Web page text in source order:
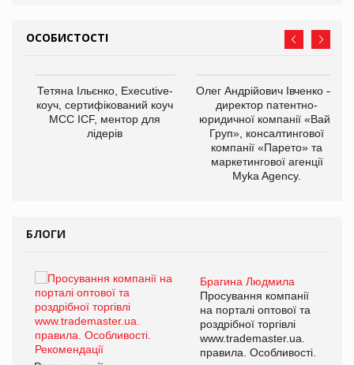
ОСОБИСТОСТІ
Тетяна Ільєнко, Executive-
коуч, сертифікований коуч
МСС ICF, ментор для
лідерів
Олег Андрійович Івченко —
директор патентно-
юридичної компанії «Вайз
Груп», консалтингової
компанії «Парето» та
маркетингової агенції
Myka Agency.
БЛОГИ
Брагина Людмила
Просування компанії
на порталі оптової та
роздрібної торгівлі
www.trademaster.ua.
правила. Особливості.